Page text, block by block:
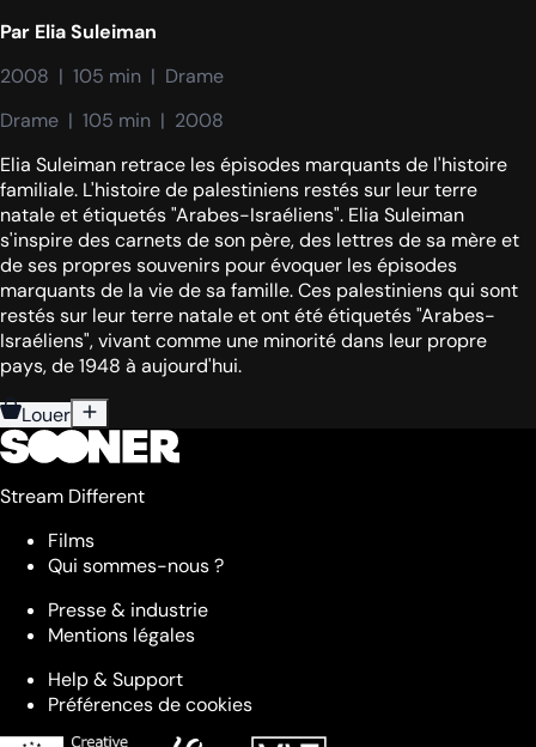
Par Elia Suleiman
2008  |  105 min  |  Drame
Drame  |  105 min  |  2008
Elia Suleiman retrace les épisodes marquants de l'histoire
familiale. L'histoire de palestiniens restés sur leur terre
natale et étiquetés "Arabes-Israéliens". Elia Suleiman
s'inspire des carnets de son père, des lettres de sa mère et
de ses propres souvenirs pour évoquer les épisodes
marquants de la vie de sa famille. Ces palestiniens qui sont
restés sur leur terre natale et ont été étiquetés "Arabes-
Israéliens", vivant comme une minorité dans leur propre
pays, de 1948 à aujourd'hui.
Louer
Stream Different
Films
Qui sommes-nous ?
Presse & industrie
Mentions légales
Help & Support
Préférences de cookies